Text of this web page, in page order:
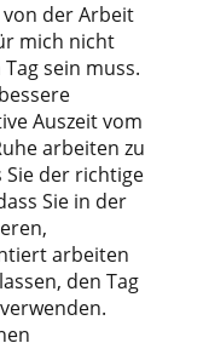
der Arbeit
mich nicht
sein muss.
Auszeit vom
arbeiten zu
Sie der richtige
Sie in der
arbeiten
den Tag